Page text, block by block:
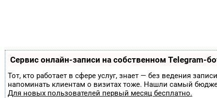
Сервис онлайн-записи на собственном Telegram-
Тот, кто работает в сфере услуг, знает — без ведения
напоминать клиентам о визитах тоже. Нашли самый
Для новых пользователей первый месяц бесплатно.